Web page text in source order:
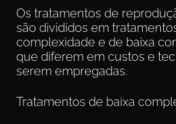
Os tratamentos de
são divididos em
complexidade e de baixa
que diferem em custos e
serem empregadas.
Tratamentos de baixa